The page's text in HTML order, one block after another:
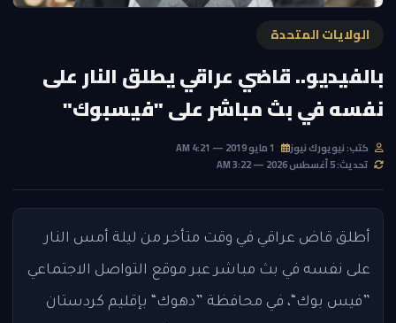
الولايات المتحدة
بالفيديو.. قاضي عراقي يطلق النار على
نفسه في بث مباشر على "فيسبوك"
كتب: نيويورك نيوز
تحديث: 5 أغسطس 2026 — 3:22 AM
أطلق قاض عراقي في وقت متأخر من ليلة أمس النار
على نفسه في بث مباشر عبر موقع التواصل الاجتماعي
”فيس بوك“، في محافظة ”دهوك“ بإقليم كردستان